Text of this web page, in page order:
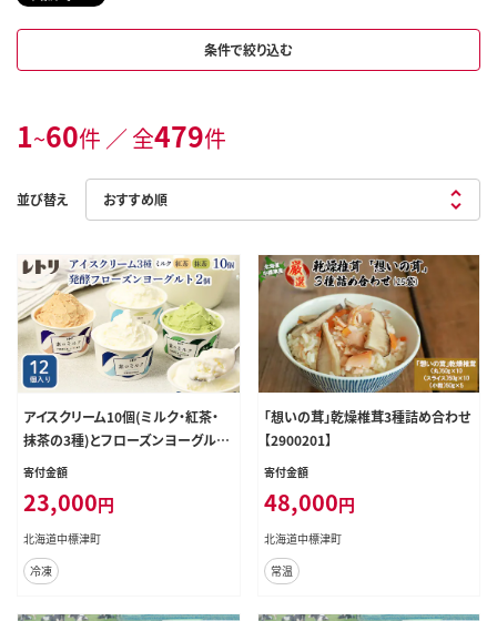
条件で絞り込む
1~60件 ／ 全479件
並び替え
アイスクリーム10個(ミルク・紅茶・
抹茶の3種)とフローズンヨーグルト
×2個セット【1103903】
寄付金額
23,000円
北海道中標津町
冷凍
「想いの茸」乾燥椎茸3種詰め合わせ
【2900201】
寄付金額
48,000円
北海道中標津町
常温